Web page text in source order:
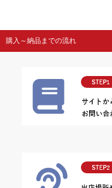
購入～納品までの流れ